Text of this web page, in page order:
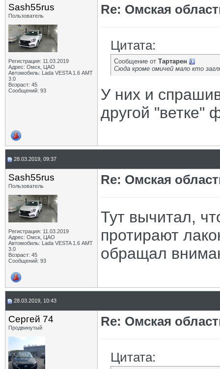
Sash55rus
Пользователь
Регистрация: 11.03.2019
Адрес: Омск, ЦАО
Автомобиль: Lada VESTA 1.6 АМТ
3.0
Возраст: 45
Сообщений: 93
Re: Омская
Цитата:
Сообщение от Тартарен
Сюда кроме омичей мало кто
У них и
другой "ветке"
28.03.2019, 09:37
Sash55rus
Пользователь
Регистрация: 11.03.2019
Адрес: Омск, ЦАО
Автомобиль: Lada VESTA 1.6 АМТ
3.0
Возраст: 45
Сообщений: 93
Re: Омская
Тут вычитал,
протирают
обращал
28.03.2019, 10:43
Сергей 74
Продвинутый Re: Омская
Цитата: